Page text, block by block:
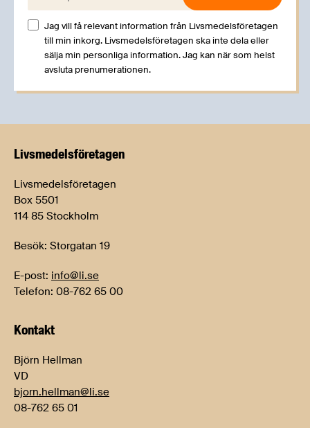
Jag vill få relevant information från Livsmedelsföretagen
till min inkorg. Livsmedelsföretagen ska inte dela eller
sälja min personliga information. Jag kan när som helst
avsluta prenumerationen.
Livsmedels­företagen
Livsmedelsföretagen
Box 5501
114 85 Stockholm
Besök: Storgatan 19
E-post: info@li.se
Telefon: 08-762 65 00
Kontakt
Björn Hellman
VD
bjorn.hellman@li.se
08-762 65 01